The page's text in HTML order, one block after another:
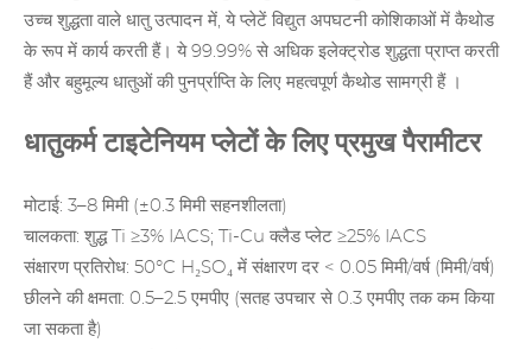
उच्च शुद्धता वाले धातु उत्पादन में, ये प्लेटें विद्युत अपघटनी कोशिकाओं में कैथोड
के रूप में कार्य करती हैं। ये 99.99% से अधिक इलेक्ट्रोड शुद्धता प्राप्त करती
हैं और बहुमूल्य धातुओं की पुनर्प्राप्तिके लिए महत्वपूर्ण कैथोड सामग्री हैं ।
धातुकर्म टाइटेनियम प्लेटों के लिए प्रमुख पैरामीटर
मोटाई: 3–8 मिमी (±0.3 मिमी सहनशीलता)
चालकता: शुद्ध Ti ≥3% IACS; Ti-Cu क्लैड प्लेट ≥25% IACS
संक्षारण प्रतिरोध: 50°C H₂SO₄ में संक्षारण दर < 0.05 मिमी/वर्ष (मिमी/वर्ष)
छीलने की क्षमता: 0.5–2.5 एमपीए (सतह उपचार से 0.3 एमपीए तक कम किया
जा सकता है)